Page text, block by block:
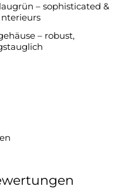
– sophisticated &
– robust,
teilenteilen